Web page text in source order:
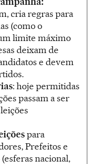
cria regras para
(como o
limite máximo
deixam de
e devem
: hoje permitidas
passam a ser
para
Prefeitos e
nacional,